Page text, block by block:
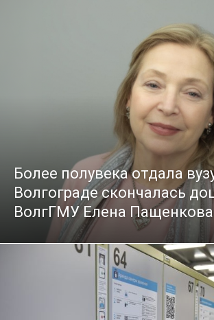
Более полувека отдала
Волгограде скончалась
ВолгГМУ Елена Пащенкова